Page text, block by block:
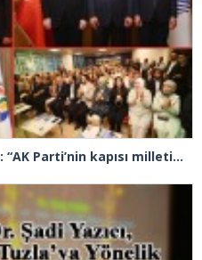
İl Başkanı Abdullah Özdemir: “AK Parti’nin kapısı milletine hizmet etmek isteyen herkese açıktır”